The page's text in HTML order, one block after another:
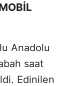
Anadolu
saat
Edinilen